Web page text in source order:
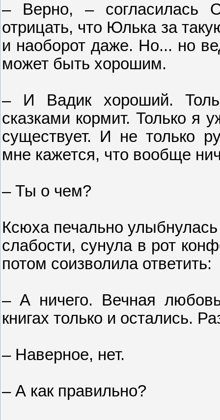
– Верно, – согласилась
отрицать, что Юлька за
и наоборот даже. Но... но
может быть хорошим.
– И Вадик хороший.
сказками кормит. Только я
существует. И не только
мне кажется, что вообще
– Ты о чем?
Ксюха печально
слабости, сунула в рот
потом соизволила ответить:
– А ничего. Вечная
книгах только и остались.
– Наверное, нет.
– А как правильно?